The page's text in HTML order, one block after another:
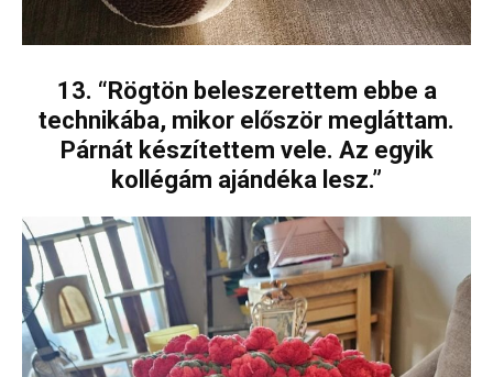
13. “Rögtön beleszerettem ebbe a
technikába, mikor először megláttam.
Párnát készítettem vele. Az egyik
kollégám ajándéka lesz.”